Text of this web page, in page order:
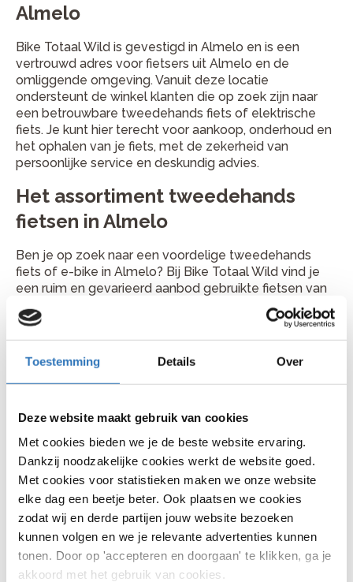
Toestemming Details Over
Deze website maakt gebruik van cookies
Met cookies bieden we je de beste website ervaring.
Dankzij noodzakelijke cookies werkt de website goed.
Met cookies voor statistieken maken we onze website
elke dag een beetje beter. Ook plaatsen we cookies
zodat wij en derde partijen jouw website bezoeken
kunnen volgen en we je relevante advertenties kunnen
tonen. Door op 'accepteren en doorgaan' te klikken, ga je
akkoord met het gebruik van cookies.
Almelo
Bike Totaal Wild is gevestigd in Almelo en is een
vertrouwd adres voor fietsers uit Almelo en de
omliggende omgeving. Vanuit deze locatie
ondersteunt de winkel klanten die op zoek zijn naar
een betrouwbare tweedehands fiets of elektrische
fiets. Je kunt hier terecht voor aankoop, onderhoud en
het ophalen van je fiets, met de zekerheid van
persoonlijke service en deskundig advies.
Het assortiment tweedehands
fietsen in Almelo
Ben je op zoek naar een voordelige tweedehands
fiets of e-bike in Almelo? Bij Bike Totaal Wild vind je
een ruim en gevarieerd aanbod gebruikte fietsen van
bekende merken zoals Gazelle, Batavus en Cortina,
aangevuld met andere betrouwbare merken. Het
assortiment bestaat onder andere uit stadsfietsen,
kinderfietsen en tweedehands elektrische fietsen.
Alle fietsen worden zorgvuldig nagekeken door
ze worden verkocht. Zo kun je veilig en comfortabel
vinden van een fiets die aansluit bij jouw gebruik,
comfortwensen en budget.
Waarom een tweedehands fiets
kopen bij Bike Totaal Wild?
Professioneel gecontroleerd